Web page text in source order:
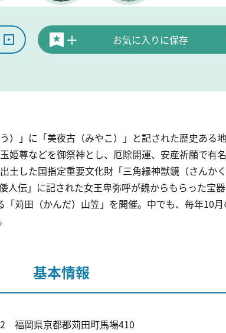
お気に入りに保存
）」に「美夜古（みやこ）」と記された歴史ある
尊などを御祭神とし、厄除開運、安産祈願で有名
土した国指定重要文化財「三角縁神獣鏡（さんか
人伝」に記された女王卑弥呼が魏からもらった宝
苅田（かんだ）山笠」を開催。中でも、毎年10
基本情報
福岡県京都郡苅田町馬場410